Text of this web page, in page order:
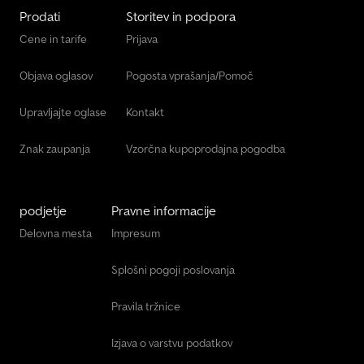
VOZILA V MEDČASU Djdpozbfydefx Al Aock VSE INFORMACIJE SO
PODANE BREZ GARANCIJE IZVOZNA CENA NA VOLJO NA
ZAHTEVO
Prodati
Cene in tarife
Objava oglasov
Upravljajte oglase
Znak zaupanja
Storitev in podpora
Prijava
Pogosta vprašanja/Pomoč
Kontakt
Vzorčna kupoprodajna pogodba
podjetje
Delovna mesta
Pravne informacije
Impresum
Splošni pogoji poslovanja
Pravila tržnice
Izjava o varstvu podatkov